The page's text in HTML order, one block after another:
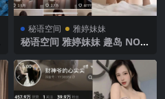
秘语空间 雅婷妹妹
秘语空间 雅婷妹妹 趣岛 NO.0
版